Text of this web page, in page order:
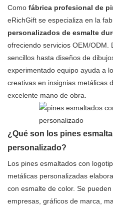
Como fábrica profesional de
eRichGift se especializa en la
personalizados de esmalte
ofreciendo servicios OEM/ODM.
sencillos hasta diseños de
experimentado equipo ayuda a
creativas en insignias metálicas
excelente mano de obra.
¿Qué son los pines
personalizado?
Los pines esmaltados con
metálicas personalizadas
con esmalte de color. Se
empresas, gráficos de marca,